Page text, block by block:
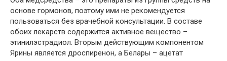
основе гормонов, поэтому ими не рекомендуется
пользоваться без врачебной консультации. В составе
обоих лекарств содержится активное вещество –
этинилэстрадиол. Вторым действующим компонентом
Ярины является дроспиренон, а Белары – ацетат